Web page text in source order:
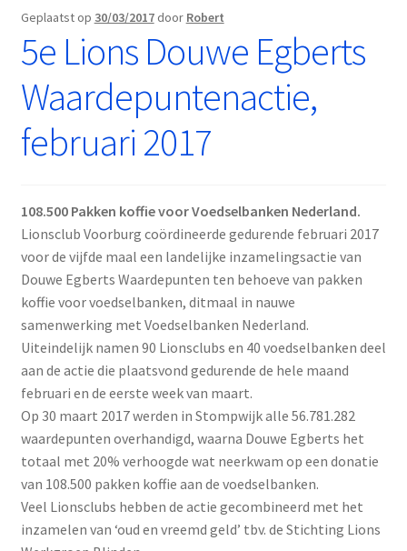
Geplaatst op 30/03/2017 door Robert
5e Lions Douwe Egberts
Waardepuntenactie,
februari 2017
108.500 Pakken koffie voor Voedselbanken Nederland.
Lionsclub Voorburg coördineerde gedurende februari 2017
voor de vijfde maal een landelijke inzamelingsactie van
Douwe Egberts Waardepunten ten behoeve van pakken
koffie voor voedselbanken, ditmaal in nauwe
samenwerking met Voedselbanken Nederland.
Uiteindelijk namen 90 Lionsclubs en 40 voedselbanken deel
aan de actie die plaatsvond gedurende de hele maand
februari en de eerste week van maart.
Op 30 maart 2017 werden in Stompwijk alle 56.781.282
waardepunten overhandigd, waarna Douwe Egberts het
totaal met 20% verhoogde wat neerkwam op een donatie
van 108.500 pakken koffie aan de voedselbanken.
Veel Lionsclubs hebben de actie gecombineerd met het
inzamelen van ‘oud en vreemd geld’ tbv. de Stichting Lions